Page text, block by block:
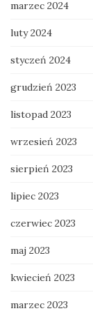
marzec 2024
luty 2024
styczeń 2024
grudzień 2023
listopad 2023
wrzesień 2023
sierpień 2023
lipiec 2023
czerwiec 2023
maj 2023
kwiecień 2023
marzec 2023